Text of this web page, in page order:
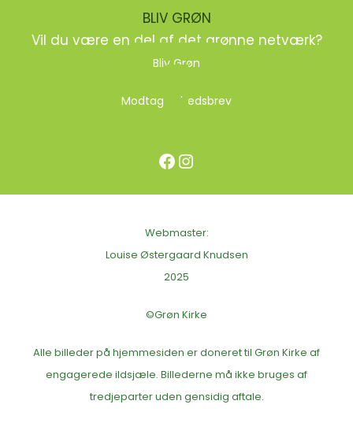
BLIV GRØN
Vil du være en del af det grønne netværk?
Bliv Grøn
Modtag nyhedsbrev
Facebook Instagram
Webmaster:
Louise Østergaard Knudsen
2025
©Grøn Kirke
Alle billeder på hjemmesiden er doneret til Grøn Kirke af
engagerede ildsjæle. Billederne må ikke bruges af
tredjeparter uden gensidig aftale.